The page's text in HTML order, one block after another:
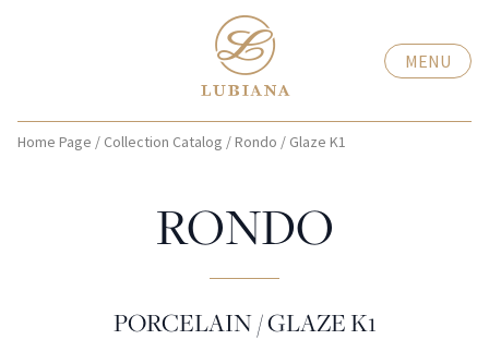
MENU
Home Page / Collection Catalog /Rondo / Glaze K1
RONDO
PORCELAIN / GLAZE K1